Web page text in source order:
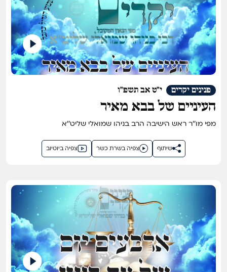
י"ט אב תשפ"ו פנינים יקרים
העיניים של בבא מאיר
מפי מו''ר ראש הישיבה הרב בניהו שמואלי שליט''א
צפיה ביוטיוב צפיה בשרת כשר שיתוף